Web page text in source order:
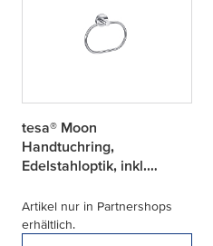
tesa® Moon
Handtuchring,
Edelstahloptik, inkl.
Artikel nur in Partnershops
erhältlich.